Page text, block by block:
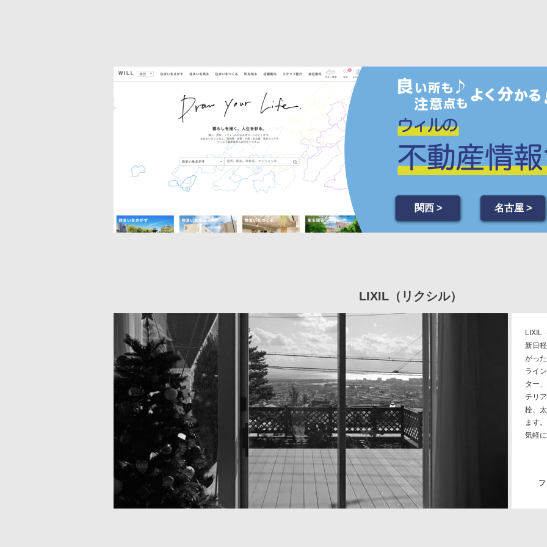
関西 > 名古屋 >
LIXIL（リクシル）
LIXIL
新日
がっ
ライ
ター
テリ
栓、
ます
気軽